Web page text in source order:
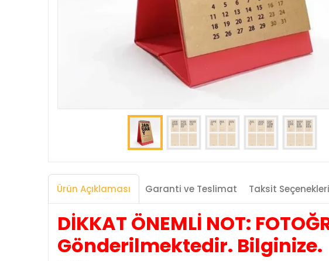
Ürün Açıklaması Garanti ve Teslimat Taksit Seçenekleri
DİKKAT ÖNEMLİ NOT:
Gönderilmektedir. Bilginize.